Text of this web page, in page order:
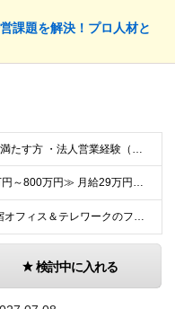
課題を解決！プロ人材と
◆下記2点の要件を満たす方 ・法人営業経験（業界・業種・商材不問）※目安3年以上 ・「IT」に対する強い興味・関心・意欲をお持ちの方 【求める人物像】 • 起業もしくは自らフリーランス（個人事業主）
≪想定年収：450万円～800万円≫ 月給29万円～50万円 ※賞与：年3.5ヶ月（会社業績・個人評価によって変動） ※入社後1年経過したタイミングでインセンティブ給へ移行致します。 ※入社時の月給額
【明治神宮前・原宿オフィス＆テレワークのフレキシブルワークを導入】 東京都渋谷区神宮前3-21-5 サーキュレーションビル ForPro ★多様な働き方を推進 出社とテレワークを組み合わせたフレキシ
検討中に入れる